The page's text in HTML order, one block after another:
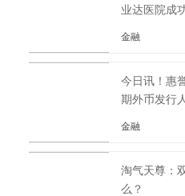
业达医院成
金融
今日讯！惠
期外币发行
金融
淘气天尊：
么？